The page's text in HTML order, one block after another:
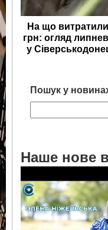
На що
грн: огляд
у
Пошук у
Наше нове